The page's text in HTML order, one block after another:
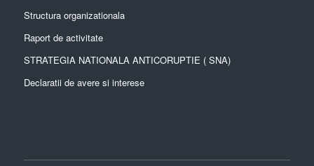
Structura organizationala
Raport de activitate
STRATEGIA NATIONALA ANTICORUPTIE ( SNA)
Declaratii de avere si interese